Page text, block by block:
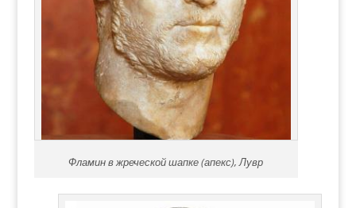
Фламин в жреческой шапке (апекс), Лувр